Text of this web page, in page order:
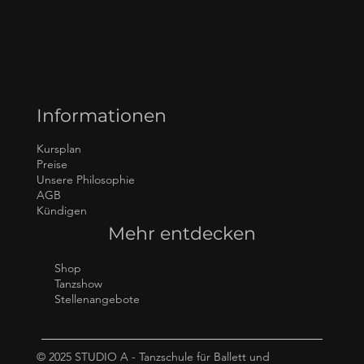
Informationen
Kursplan
Preise
Unsere Philosophie
AGB
Kündigen
Mehr entdecken
Shop
Tanzshow
Stellenangebote
© 2025 STUDIO A - Tanzschule für Ballett und